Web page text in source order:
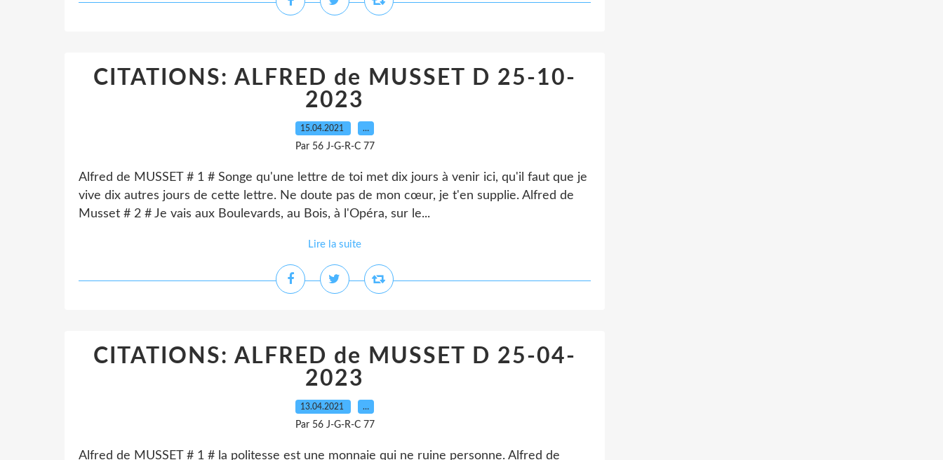
CITATIONS: ALFRED de MUSSET D 25-10-
2023
15.04.2021 …
Par 56 J-G-R-C 77
Alfred de MUSSET # 1 # Songe qu'une lettre de toi met dix jours à venir ici, qu'il faut que je
vive dix autres jours de cette lettre. Ne doute pas de mon cœur, je t'en supplie. Alfred de
Musset # 2 # Je vais aux Boulevards, au Bois, à l'Opéra, sur le...
Lire la suite
CITATIONS: ALFRED de MUSSET D 25-04-
2023
13.04.2021 …
Par 56 J-G-R-C 77
Alfred de MUSSET # 1 # la politesse est une monnaie qui ne ruine personne. Alfred de